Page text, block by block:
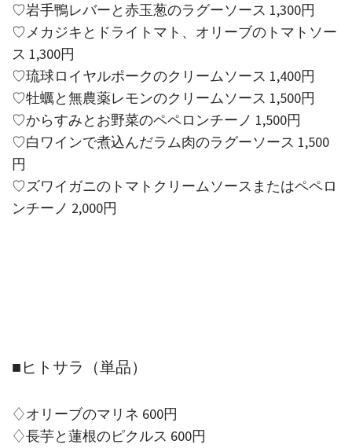
♡岩手鴨レバーと赤玉葱のラグーソース 1,300円
♡メカジキとドライトマト、オリーブのトマトソー
ス 1,300円
♡琉球ロイヤルポークのクリームソース 1,400円
♡牡蠣と無農薬レモンのクリームソース 1,500円
♡からすみとお野菜のペペロンチーノ 1,500円
♡白ワインで煮込んだラム肉のラグーソース 1,500
円
♡ズワイガニのトマトクリームソースまたはペペロ
ンチーノ 2,000円
■ヒトサラ（単品）
♢オリーブのマリネ 600円
♢長芋と蓮根のピクルス 600円